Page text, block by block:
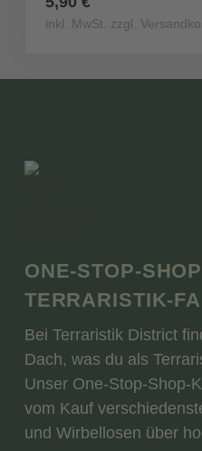
inkl. MwSt. zzgl.
ONE-STOP-
TERRARISTIK-
Bei Terraristik District
Dach, was du als
Unser One-Stop-Shop-
vom Kauf
und Wirbellosen über